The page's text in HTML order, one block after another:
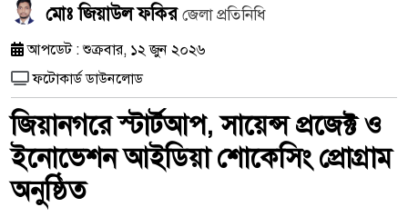
মোঃ জিয়াউল ফকিরজেলা প্রতিনিধি
আপডেট : শুক্রবার, ১২ জুন ২০২৬
ফটোকার্ড ডাউনলোড
জিয়ানগরে স্টার্টআপ, সায়েন্স প্রজেক্ট ও
ইনোভেশন আইডিয়া শোকেসিং প্রোগ্রাম
অনুষ্ঠিত